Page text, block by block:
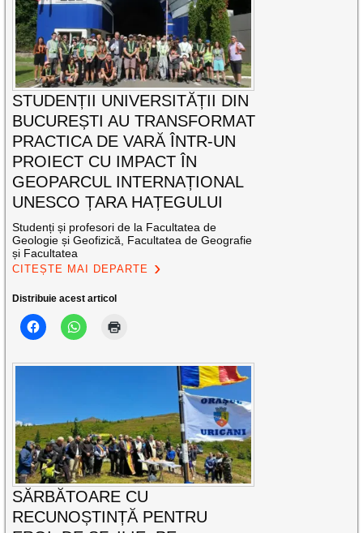
STUDENȚII UNIVERSITĂȚII DIN
BUCUREȘTI AU TRANSFORMAT
PRACTICA DE VARĂ ÎNTR-UN
PROIECT CU IMPACT ÎN
GEOPARCUL INTERNAȚIONAL
UNESCO ȚARA HAȚEGULUI
Studenți și profesori de la Facultatea de
Geologie și Geofizică, Facultatea de Geografie
și Facultatea
CITEȘTE MAI DEPARTE
Distribuie acest articol
SĂRBĂTOARE CU
RECUNOȘTINȚĂ PENTRU